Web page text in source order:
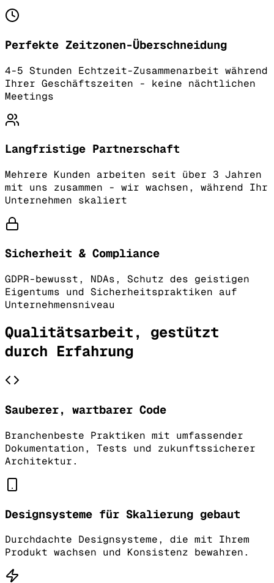
Perfekte Zeitzonen-Überschneidung
4-5 Stunden Echtzeit-Zusammenarbeit während
Ihrer Geschäftszeiten - keine nächtlichen
Meetings
Langfristige Partnerschaft
Mehrere Kunden arbeiten seit über 3 Jahren
mit uns zusammen - wir wachsen, während Ihr
Unternehmen skaliert
Sicherheit & Compliance
GDPR-bewusst, NDAs, Schutz des geistigen
Eigentums und Sicherheitspraktiken auf
Unternehmensniveau
Qualitätsarbeit, gestützt
durch Erfahrung
Sauberer, wartbarer Code
Branchenbeste Praktiken mit umfassender
Dokumentation, Tests und zukunftssicherer
Architektur.
Designsysteme für Skalierung gebaut
Durchdachte Designsysteme, die mit Ihrem
Produkt wachsen und Konsistenz bewahren.